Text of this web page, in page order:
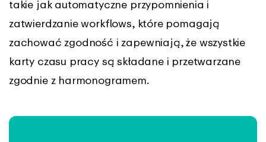
takie jak automatyczne przypomnienia i
zatwierdzanie workflows, które pomagają
zachować zgodność i zapewniają, że wszystkie
karty czasu pracy są składane i przetwarzane
zgodnie z harmonogramem.